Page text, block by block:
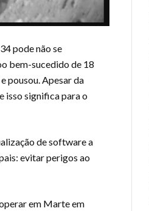
pode não se
bem-sucedido de 18
pousou. Apesar da
isso significa para o
de software a
evitar perigos ao
em Marte em